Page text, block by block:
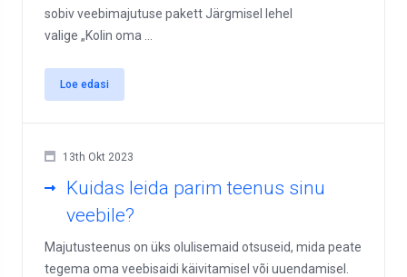
sobiv veebimajutuse pakett Järgmisel lehel
valige „Kolin oma ...
Loe edasi
13th Okt 2023
Kuidas leida parim teenus sinu
veebile?
Majutusteenus on üks olulisemaid otsuseid, mida peate
tegema oma veebisaidi käivitamisel või uuendamisel.